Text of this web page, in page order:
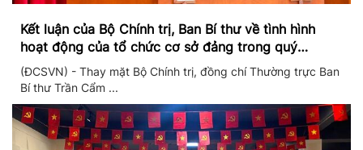
Kết luận của Bộ Chính trị, Ban Bí thư về tình hình
hoạt động của tổ chức cơ sở đảng trong quý
II/2026
(ĐCSVN) - Thay mặt Bộ Chính trị, đồng chí Thường trực Ban
Bí thư Trần Cẩm ...